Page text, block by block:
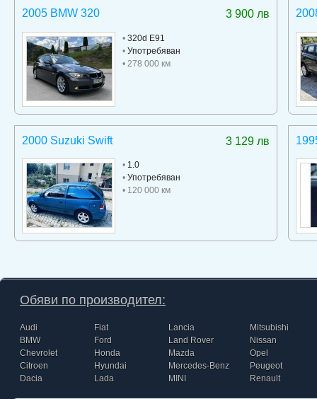
3 900 лв
2005 BMW 320
• 320d E91
• Употребяван
• 278 000 км
3 129 лв
2000 Suzuki Swift
• 1.0
• Употребяван
• 120 000 км
Обяви по производител:
Audi
BMW
Chevrolet
Citroen
Dacia
Fiat
Ford
Honda
Hyundai
Lada
Lancia
Land Rover
Mazda
Mercedes-Benz
MINI
Mitsubishi
Nissan
Opel
Peugeot
Renault